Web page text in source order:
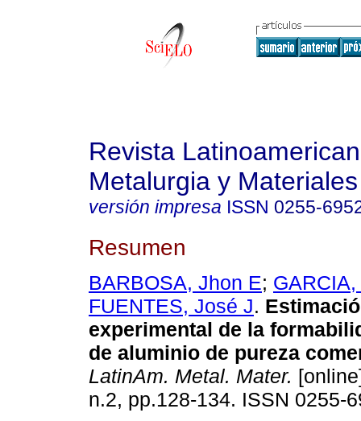
Revista
Metalurgia y Materiales
versión impresa ISSN 0255-
Resumen
BARBOSA, Jhon E;
FUENTES, José J.
experimental de la
de aluminio de pureza
LatinAm. Metal. Mater.
n.2, pp.128-134. ISSN 0255-